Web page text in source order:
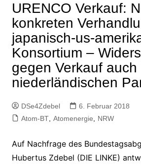
URENCO Verkauf:
konkreten
japanisch-us-
Konsortium –
gegen Verkauf auch
niederländischen
DSe4Zdebel
6. Februar 2018
Atom-BT, Atomenergie NRW
Auf Nachfrage des
Hubertus Zdebel (DIE LINKE)